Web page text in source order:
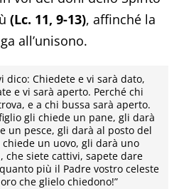
(Lc. 11, 9-13), affinché la
all’unisono.
dico: Chiedete e vi sarà dato,
e vi sarà aperto. Perché chi
e a chi bussa sarà aperto.
gli chiede un pane, gli darà
un pesce, gli darà al posto del
chiede un uovo, gli darà uno
che siete cattivi, sapete dare
più il Padre vostro celeste
che glielo chiedono!”